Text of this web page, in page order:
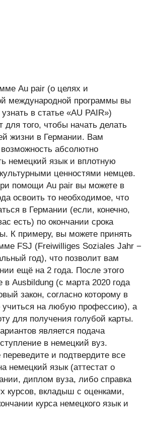
Au pair (о целях и
международной программы вы
в статье «AU PAIR»)
для того, чтобы начать делать
жизни в Германии. Вам
возможность абсолютно
немецкий язык и вплотную
ценностями немцев.
помощи Au pair вы можете в
освоить то необходимое, что
в Германии (если, конечно,
есть) по окончании срока
К примеру, вы можете принять
FSJ (Freiwilliges Soziales Jahr −
год), что позволит вам
ещё на 2 года. После этого
в Ausbildung (с марта 2020 года
закон, согласно которому в
учиться на любую профессию), а
для получения голубой карты.
является подача
в немецкий вуз.
и подтвердите все
немецкий язык (аттестат о
диплом вуза, либо справка
курсов, вкладыш с оценками,
курса немецкого язык и